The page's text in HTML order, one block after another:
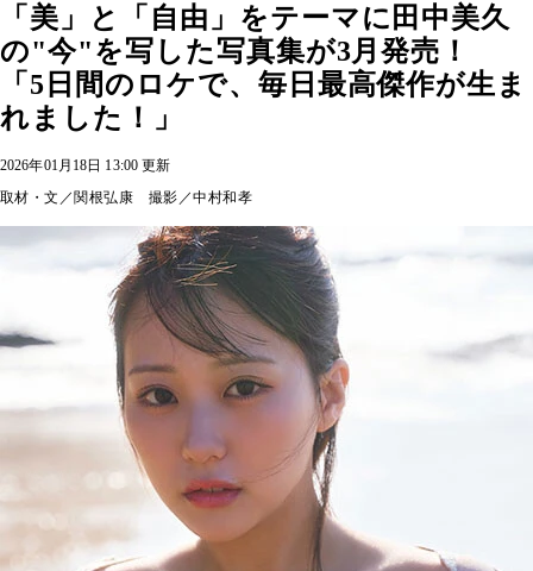
「美」と「自由」をテーマに田中美久
の"今"を写した写真集が3月発売！
「5日間のロケで、毎日最高傑作が生ま
れました！」
2026年01月18日 13:00 更新
取材・文／関根弘康 撮影／中村和孝